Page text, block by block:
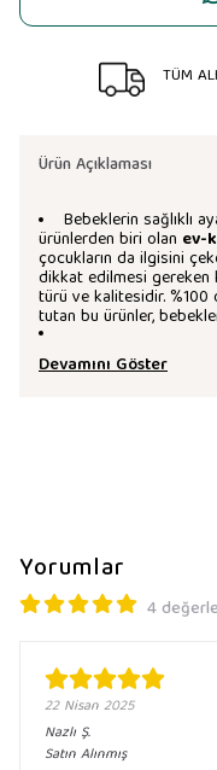
TÜM
Ürün Açıklaması
Bebeklerin sağlıklı
ürünlerden biri olan ev-
çocukların da ilgisini
dikkat edilmesi gereken
türü ve kalitesidir. %100
tutan bu ürünler,
Devamını Göster
Yorumlar
4
22 Nisan 2025
Nazlı Ş.
Satın Alınmış